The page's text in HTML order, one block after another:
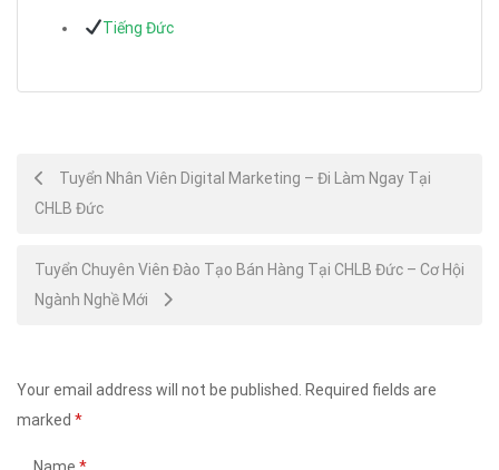
Tiếng Đức
Post
navigation
Tuyển Nhân Viên Digital Marketing – Đi Làm Ngay Tại
CHLB Đức
Tuyển Chuyên Viên Đào Tạo Bán Hàng Tại CHLB Đức – Cơ Hội
Ngành Nghề Mới
Your email address will not be published. Required fields are
marked *
Name *